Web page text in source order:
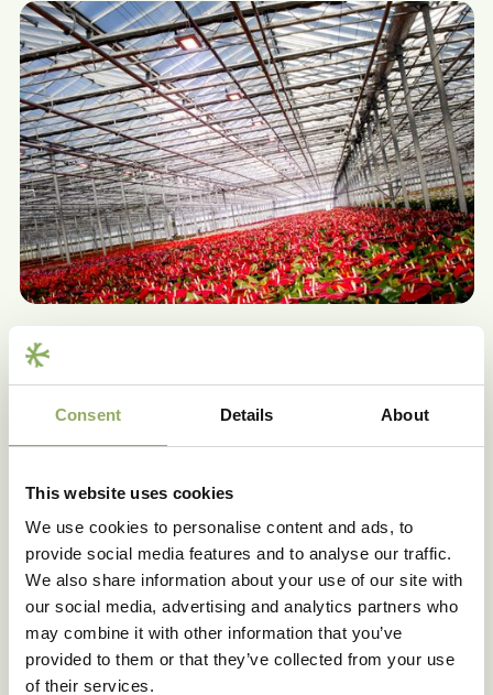
Consent Details About
This website uses cookies
We use cookies to personalise content and ads, to
provide social media features and to analyse our traffic.
We also share information about your use of our site with
our social media, advertising and analytics partners who
may combine it with other information that you’ve
provided to them or that they’ve collected from your use
of their services.
jaar kosten om het terug te verdienen. Wij zitten nu op
75micromole per m2 en dat is al niet veel. Ik heb het
geval had ik het prima gevonden.”
Het verschil in teeltrecept met SON-T is volgens
Stefan niet zo groot. “Ik weet niet precies wat SON-T
produceert maar het is iets minder verrood. Ik geloof
dat er een stuk of 9% verrood in SON-T zit”. Wat
betreft de planten ziet hij geen grote verschillen. “De
planten zijn over het algemeen alleen wat minder
compact.”